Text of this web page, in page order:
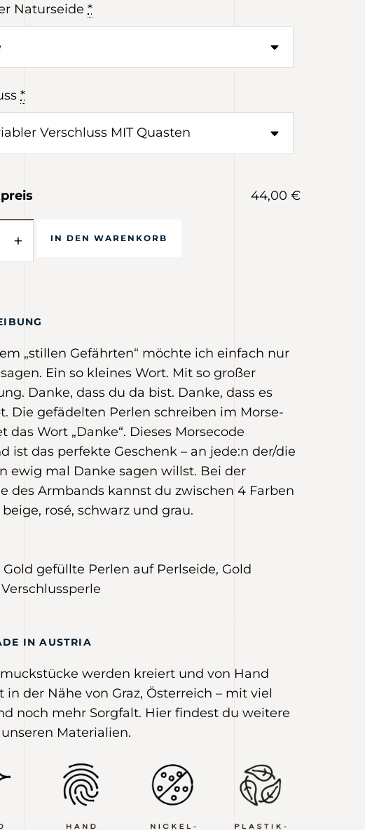
Naturseide *
*
44,00 €
+ IN DEN WARENKORB
„stillen Gefährten“ möchte ich einfach nur
Ein so kleines Wort. Mit so großer
Danke, dass du da bist. Danke, dass es
Die gefädelten Perlen schreiben im Morse-
das Wort „Danke“. Dieses Morsecode
ist das perfekte Geschenk – an jede:n der/die
ewig mal Danke sagen willst. Bei der
des Armbands kannst du zwischen 4 Farben
rosé, schwarz und grau.
Gold gefüllte Perlen auf Perlseide, Gold
IN AUSTRIA
werden kreiert und von Hand
in der Nähe von Graz, Österreich – mit viel
noch mehr Sorgfalt. Hier findest du weitere
unseren Materialien.